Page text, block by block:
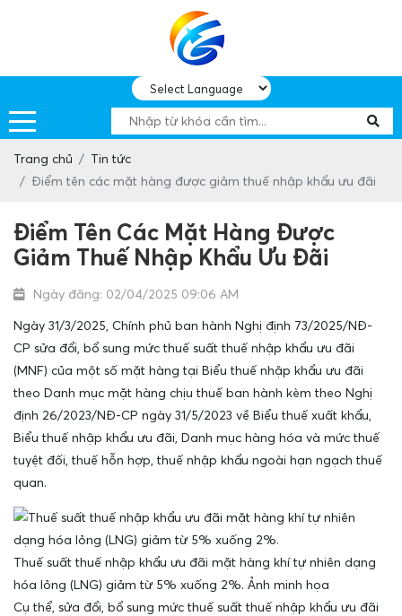
Trang chủ
Tin tức
Điểm tên các mặt hàng được giảm thuế nhập khẩu ưu đãi
Điểm Tên Các Mặt Hàng Được
Giảm Thuế Nhập Khẩu Ưu Đãi
Ngày đăng: 02/04/2025 09:06 AM
Ngày 31/3/2025, Chính phủ ban hành Nghị định 73/2025/NĐ-
CP sửa đổi, bổ sung mức thuế suất thuế nhập khẩu ưu đãi
(MNF) của một số mặt hàng tại Biểu thuế nhập khẩu ưu đãi
theo Danh mục mặt hàng chịu thuế ban hành kèm theo Nghị
định 26/2023/NĐ-CP ngày 31/5/2023 về Biểu thuế xuất khẩu,
Biểu thuế nhập khẩu ưu đãi, Danh mục hàng hóa và mức thuế
tuyệt đối, thuế hỗn hợp, thuế nhập khẩu ngoài hạn ngạch thuế
quan.
Thuế suất thuế nhập khẩu ưu đãi mặt hàng khí tự nhiên dạng
hóa lỏng (LNG) giảm từ 5% xuống 2%. Ảnh minh họa
Cụ thể, sửa đổi, bổ sung mức thuế suất thuế nhập khẩu ưu đãi